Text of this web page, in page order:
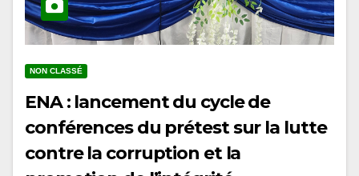
ENA : lancement du cycle de
conférences du prétest sur la lutte
contre la corruption et la
promotion de l’intégrité